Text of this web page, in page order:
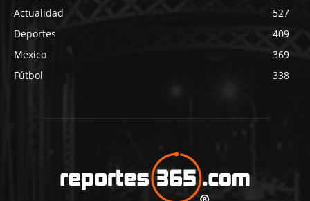
Actualidad
527
Deportes
409
México
369
Fútbol
338